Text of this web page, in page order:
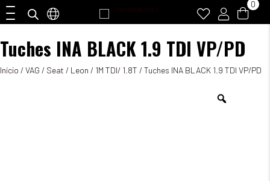
0
Tuches INA BLACK 1.9 TDI VP/PD
Início / VAG / Seat / Leon / 1M TDI/ 1.8T / Tuches INA BLACK 1.9 TDI VP/PD